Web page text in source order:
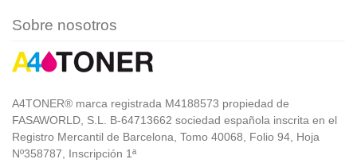
Sobre nosotros
A4TONER® marca registrada M4188573 propiedad de
FASAWORLD, S.L. B-64713662 sociedad española inscrita en el
Registro Mercantil de Barcelona, Tomo 40068, Folio 94, Hoja
Nº358787, Inscripción 1ª